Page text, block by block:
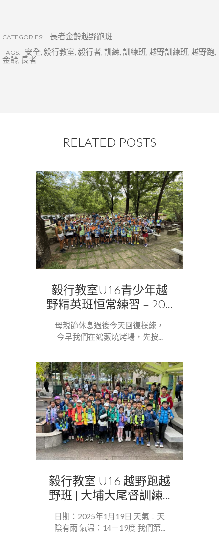
CATEGORIES: 長者金齡越野跑班
TAGS: 安全 毅行教室 毅行者 訓練 訓練班 越野訓練班 越野跑
金齡 長者
RELATED POSTS
毅行教室U16青少年越
野精英班恒常練習 – 20...
母親節休息過後今天回復操練，
今早我們在鶴藪燒烤場，先按...
毅行教室 U16 越野跑越
野班 | 大埔大尾督訓練...
日期：2025年1月19日 天氣：天
陰有雨 氣温：14－19度 我們第...